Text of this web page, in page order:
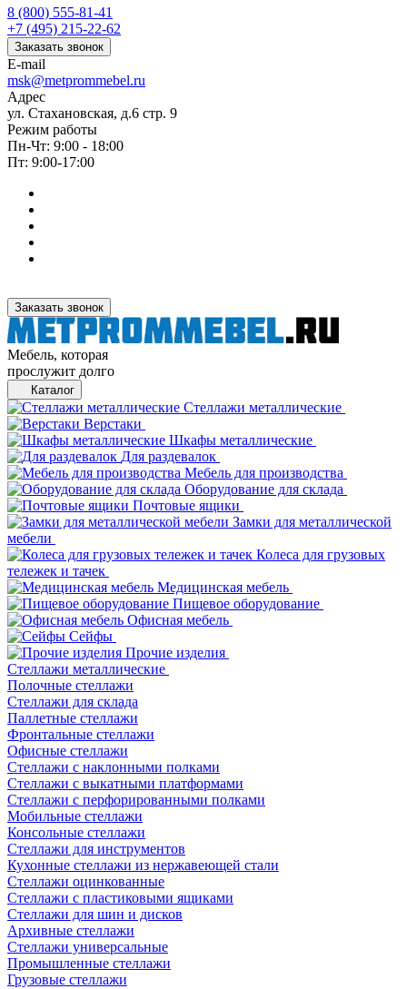
8 (800) 555-81-41
+7 (495) 215-22-62
Заказать звонок
E-mail
msk@metprommebel.ru
Адрес
ул. Стахановская, д.6 стр. 9
Режим работы
Пн-Чт: 9:00 - 18:00
Пт: 9:00-17:00
Заказать звонок
Мебель, которая
прослужит долго
Каталог
Стеллажи металлические
Верстаки
Шкафы металлические
Для раздевалок
Мебель для производства
Оборудование для склада
Почтовые ящики
Замки для металлической
мебели
Колеса для грузовых
тележек и тачек
Медицинская мебель
Пищевое оборудование
Офисная мебель
Сейфы
Прочие изделия
Стеллажи металлические
Полочные стеллажи
Стеллажи для склада
Паллетные стеллажи
Фронтальные стеллажи
Офисные стеллажи
Стеллажи с наклонными полками
Стеллажи с выкатными платформами
Стеллажи с перфорированными полками
Мобильные стеллажи
Консольные стеллажи
Стеллажи для инструментов
Кухонные стеллажи из нержавеющей стали
Стеллажи оцинкованные
Стеллажи с пластиковыми ящиками
Стеллажи для шин и дисков
Архивные стеллажи
Стеллажи универсальные
Промышленные стеллажи
Грузовые стеллажи